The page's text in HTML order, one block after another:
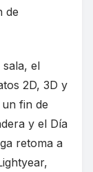
de
el
2D, 3D y
fin de
y el Día
retoma a